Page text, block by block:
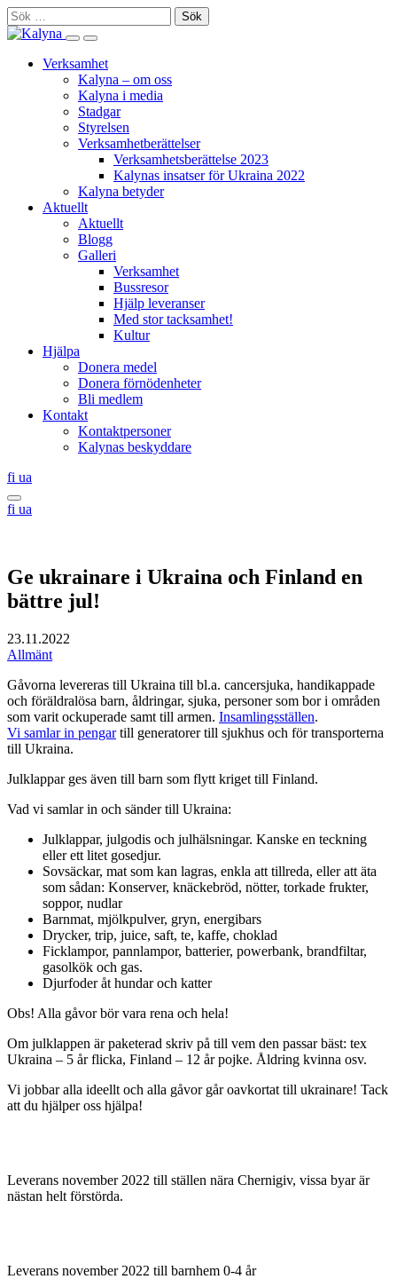
Skip
to
content
Sök
efter:
Search
site
Primary
Menu
Verksamhet
Kalyna – om oss
Kalyna i media
Stadgar
Styrelsen
Verksamhetberättelser
Verksamhetsberättelse 2023
Kalynas insatser för Ukraina 2022
Kalyna betyder
Aktuellt
Aktuellt
Blogg
Galleri
Verksamhet
Bussresor
Hjälp leveranser
Med stor tacksamhet!
Kultur
Hjälpa
Donera medel
Donera förnödenheter
Bli medlem
Kontakt
Kontaktpersoner
Kalynas beskyddare
fi Suomi
ua
Search
this
fi Suomi
ua
Ge ukrainare i Ukraina och Finland en
bättre jul!
23.11.2022
Allmänt
Gåvorna levereras till Ukraina till bl.a. cancersjuka, handikappade
och föräldralösa barn, åldringar, sjuka, personer som bor i områden
som varit ockuperade samt till armen. Insamlingsställen.
Vi samlar in pengartill generatorer till sjukhus och för transporterna
till Ukraina.
Julklappar ges även till barn som flytt kriget till Finland.
Vad vi samlar in och sänder till Ukraina:
Julklappar, julgodis och julhälsningar. Kanske en teckning
eller ett litet gosedjur.
Sovsäckar, mat som kan lagras, enkla att tillreda, eller att äta
som sådan: Konserver, knäckebröd, nötter, torkade frukter,
soppor, nudlar
Barnmat, mjölkpulver, gryn, energibars
Drycker, trip, juice, saft, te, kaffe, choklad
Ficklampor, pannlampor, batterier, powerbank, brandfiltar,
gasolkök och gas.
Djurfoder åt hundar och katter
Obs! Alla gåvor bör vara rena och hela!
Om julklappen är paketerad skriv på till vem den passar bäst: tex
Ukraina – 5 år flicka, Finland – 12 år pojke. Åldring kvinna osv.
Vi jobbar alla ideellt och alla gåvor går oavkortat till ukrainare! Tack
att du hjälper oss hjälpa!
Leverans november 2022 till ställen nära Chernigiv, vissa byar är
nästan helt förstörda.
Leverans november 2022 till barnhem 0-4 år